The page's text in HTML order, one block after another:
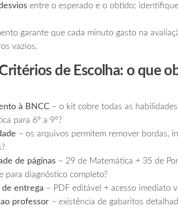
entre o esperado e o obtido;
garante que cada minuto gasto na
vazios.
de Escolha: o que
à BNCC – o kit cobre todas as
para 6º a 9º?
– os arquivos permitem remover bordas,
de páginas – 29 de Matemática + 35 de
para diagnóstico completo?
de entrega – PDF editável + acesso imediato
professor – existência de gabaritos